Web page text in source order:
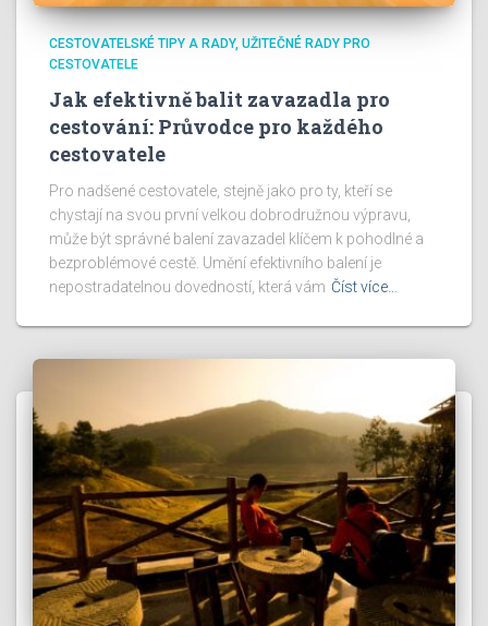
CESTOVATELSKÉ TIPY A RADY UŽITEČNÉ RADY PRO
CESTOVATELE
Jak efektivně balit zavazadla pro
cestování: Průvodce pro každého
cestovatele
Pro nadšené cestovatele, stejně jako pro ty, kteří se
chystají na svou první velkou dobrodružnou výpravu,
může být správné balení zavazadel klíčem k pohodlné a
bezproblémové cestě. Umění efektivního balení je
nepostradatelnou dovedností, která vám Číst více…